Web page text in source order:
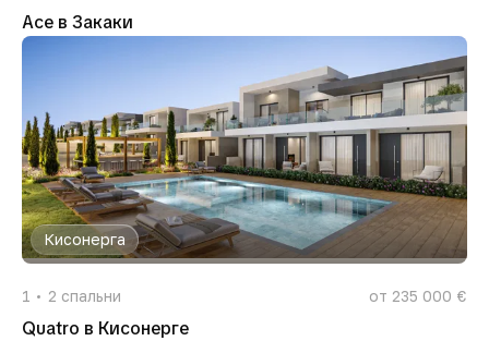
Ace в Закаки
Кисонерга
1 2 спальни от 235 000 €
Quatro в Кисонерге